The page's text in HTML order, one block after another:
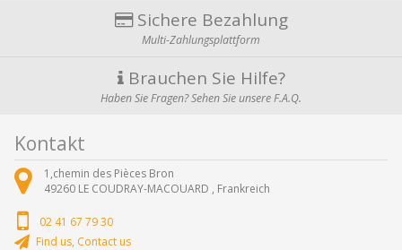
Sichere Bezahlung
Multi-Zahlungsplattform
Brauchen Sie Hilfe?
Haben Sie Fragen? Sehen Sie unsere F.A.Q.
Kontakt
1,chemin des Pièces Bron
49260 LE COUDRAY-MACOUARD , Frankreich
02 41 67 79 30
Find us, Contact us